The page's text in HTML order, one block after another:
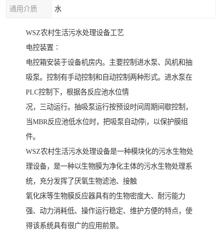
通用介质 水
WSZ农村生活污水处理设备工艺
电控装置∶
电控箱安装于设备机房内。主要控制进水泵、风机和抽
吸泵。控制有手动控制和自动控制两种形式。进水泵在
PLC控制下，根据各反应池水位情
况，三动运行。抽吸泵运行按预设时间周期间歇控制，
当MBR反应池低水位时，把吸泵自动停|，以保护膜组
件。
WSZ农村生活污水处理设备是一种模块化的污水生物处
理设备，是一种以生物膜为净化主体的污水生物处理系
统，充分发挥了厌氧生物滤池、接触
氧化床等生物膜反应器具有的生物密度大、耐污能力
强、动力消耗低、操作运行稳定、维护方便的特点，使
得该系统具有很广的应用前景。